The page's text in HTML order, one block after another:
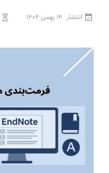
انتشار 14 بهمن 1404